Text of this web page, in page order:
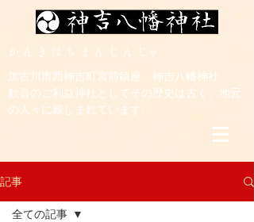
​か ん き は ち ま ん じ ん じゃ
加古川市西神吉町宮前鎮座 神吉八幡神社
歓喜のご利益神社としてその歴史は古く、地元
の人々に親しまれています。
記事
全ての記事